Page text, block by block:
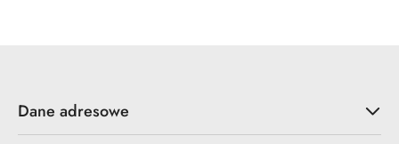
Dane adresowe